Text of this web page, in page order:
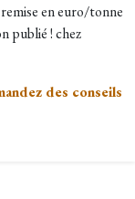
en euro/tonne
publié ! chez
des conseils